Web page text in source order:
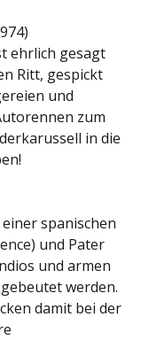
ehrlich gesagt
Ritt, gespickt
und
zum
in die
spanischen
und Pater
und armen
werden.
damit bei der